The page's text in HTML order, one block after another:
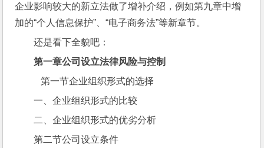
企业影响较大的新立法做了增补介绍，例如第九章中增
加的“个人信息保护”、“电子商务法”等新章节。
还是看下全貌吧：
第一章公司设立法律风险与控制
第一节企业组织形式的选择
一、企业组织形式的比较
二、企业组织形式的优劣分析
第二节公司设立条件